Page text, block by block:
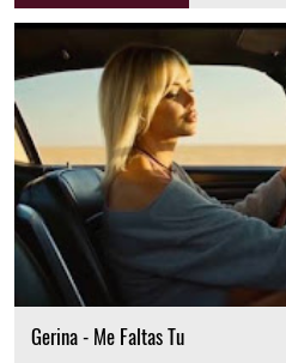
Gerina - Me Faltas Tu